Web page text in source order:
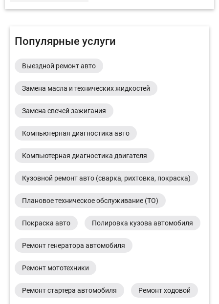
Популярные услуги
Выездной ремонт авто
Замена масла и технических жидкостей
Замена свечей зажигания
Компьютерная диагностика авто
Компьютерная диагностика двигателя
Кузовной ремонт авто (сварка, рихтовка, покраска)
Плановое техническое обслуживание (ТО)
Покраска авто Полировка кузова автомобиля
Ремонт генератора автомобиля
Ремонт мототехники
Ремонт стартера автомобиля Ремонт ходовой